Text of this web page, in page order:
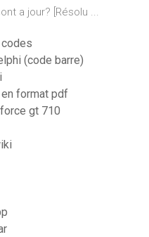
a jour? [Résolu ...
(code barre)
format pdf
gt 710